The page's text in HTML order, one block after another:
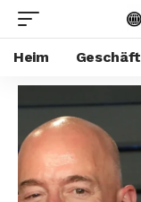
Heim Geschäft